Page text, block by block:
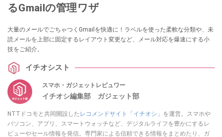
るGmailの管理ワザ
大量のメールでごちゃつくGmailを快適に！ラベルを使った柔軟な分類や、未
読メールを上部に固定するレイアウト変更など、メール対応を爆速にする小
技をご紹介。
イチオシスト
スマホ・ガジェットレビュワー
イチオシ編集部 ガジェット部
NTTドコモと共同開設した レコメンドサイト「イチオシ」 を運営。スマホや
パソコン、アプリ、スマートウォッチなど、デジタルライフを豊かにするレ
ビューやセール情報を発信。専門家による信頼できる情報をまとめたり、ガ